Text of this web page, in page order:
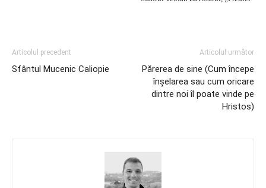
Articolul precedent
Sfântul Mucenic Caliopie
Articolul următor
Părerea de sine (Cum începe
înşelarea sau cum oricare
dintre noi îl poate vinde pe
Hristos)